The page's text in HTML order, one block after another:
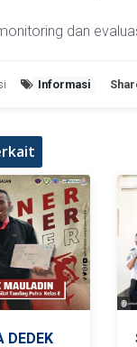
dan
Informasi
DEDEK